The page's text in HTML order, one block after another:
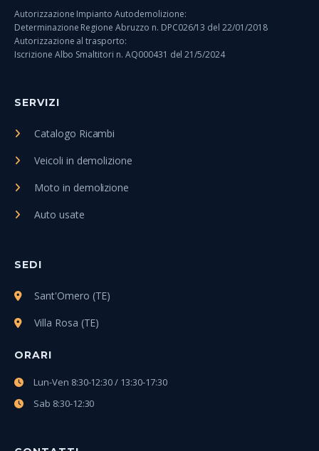
Autorizzazione Impianto Autodemolizione:
Determinazione Regione Abruzzo n. DPC026/13 del 22/01/2018
Autorizzazione al trasporto:
Iscrizione Albo Smaltitori n. AQ000431 del 21/5/2024
SERVIZI
Catalogo Ricambi
Veicoli in demolizione
Moto in demolizione
Auto usate
SEDI
Sant'Omero (TE)
Villa Rosa (TE)
ORARI
Lun-Ven 8:30-12:30 / 13:30-17:30
Sab 8:30-12:30